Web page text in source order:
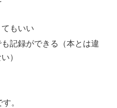
もいい
記録ができる（本とは違
）
。